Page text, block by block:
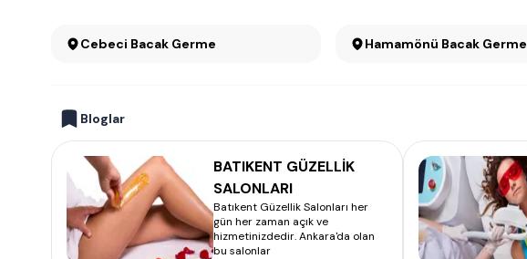
Cebeci Bacak Germe Hamamönü Bacak Germe
Bloglar
BATIKENT GÜZELLİK
SALONLARI
Batıkent Güzellik Salonları her
gün her zaman açık ve
hizmetinizdedir. Ankara'da olan
bu salonlar